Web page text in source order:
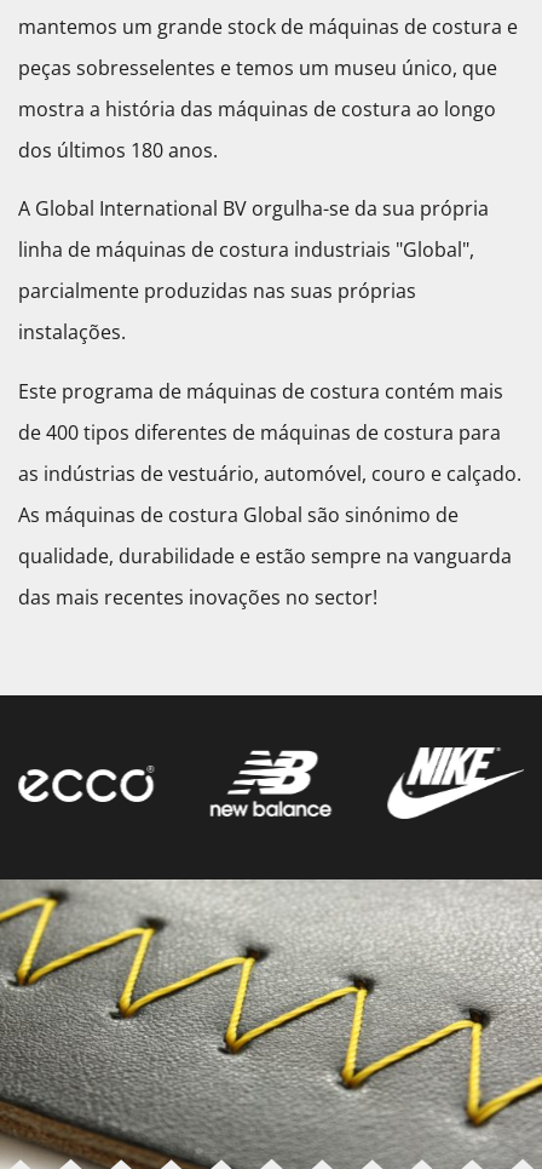
mantemos um grande stock de máquinas de costura e
peças sobresselentes e temos um museu único, que
mostra a história das máquinas de costura ao longo
dos últimos 180 anos.
A Global International BV orgulha-se da sua própria
linha de máquinas de costura industriais "Global",
parcialmente produzidas nas suas próprias
instalações.
Este programa de máquinas de costura contém mais
de 400 tipos diferentes de máquinas de costura para
as indústrias de vestuário, automóvel, couro e calçado.
As máquinas de costura Global são sinónimo de
qualidade, durabilidade e estão sempre na vanguarda
das mais recentes inovações no sector!